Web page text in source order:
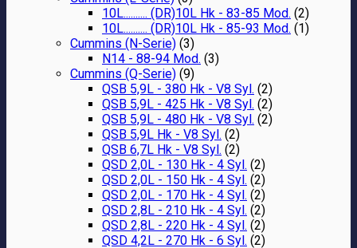
10L.......... (DR)10L Hk - 83-85 Mod. (2)
10L.......... (DR)10L Hk - 85-93 Mod. (1)
Cummins (N-Serie) (3)
N14 - 88-94 Mod. (3)
Cummins (Q-Serie) (9)
QSB 5,9L - 380 Hk - V8 Syl. (2)
QSB 5,9L - 425 Hk - V8 Syl. (2)
QSB 5,9L - 480 Hk - V8 Syl. (2)
QSB 5,9L Hk - V8 Syl. (2)
QSB 6,7L Hk - V8 Syl. (2)
QSD 2,0L - 130 Hk - 4 Syl. (2)
QSD 2,0L - 150 Hk - 4 Syl. (2)
QSD 2,0L - 170 Hk - 4 Syl. (2)
QSD 2,8L - 210 Hk - 4 Syl. (2)
QSD 2,8L - 220 Hk - 4 Syl. (2)
QSD 4,2L - 270 Hk - 6 Syl. (2)